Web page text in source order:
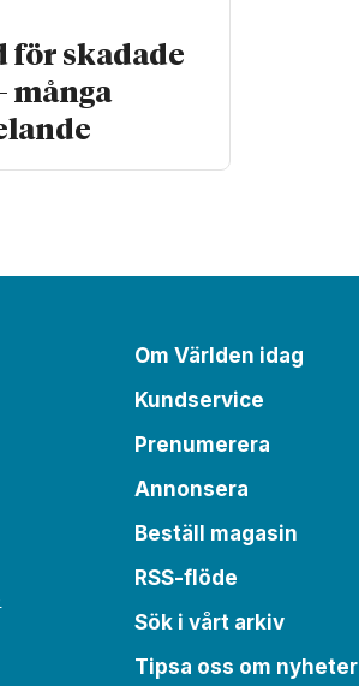
för skadade
många
Om Världen idag
Kundservice
Prenumerera
Annonsera
Beställ magasin
RSS-flöde
Sök i vårt arkiv
Tipsa oss om nyheter